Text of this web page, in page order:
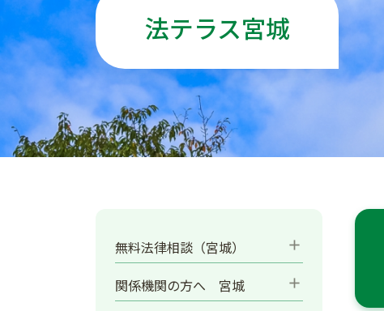
法テラス宮城
無料法律相談（宮城） add
関係機関の方へ 宮城 add